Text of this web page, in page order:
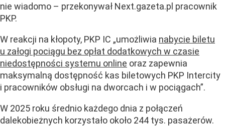
nie wiadomo – przekonywał Next.gazeta.pl pracownik
PKP.
W reakcji na kłopoty, PKP IC „umożliwia nabycie biletu
u załogi pociągu bez opłat dodatkowych w czasie
niedostępności systemu online oraz zapewnia
maksymalną dostępność kas biletowych PKP Intercity
i pracowników obsługi na dworcach i w pociągach”.
W 2025 roku średnio każdego dnia z połączeń
dalekobieżnych korzystało około 244 tys. pasażerów.